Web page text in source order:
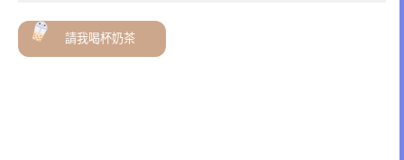
請我喝杯奶茶